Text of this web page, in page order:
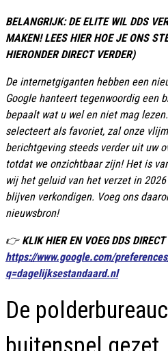
BELANGRIJK: DE ELITE WIL DDS
MAKEN! LEES HIER HOE JE ONS
HIERONDER DIRECT VERDER)
De internetgiganten hebben een
Google hanteert tegenwoordig een
bepaalt wat u wel en niet mag
selecteert als favoriet, zal onze
berichtgeving steeds verder uit uw
totdat we onzichtbaar zijn! Het is
wij het geluid van het verzet in
blijven verkondigen. Voeg ons
nieuwsbron!
👉 KLIK HIER EN VOEG DDS
https://www.google.com/
q=dagelijksestandaard.nl
De